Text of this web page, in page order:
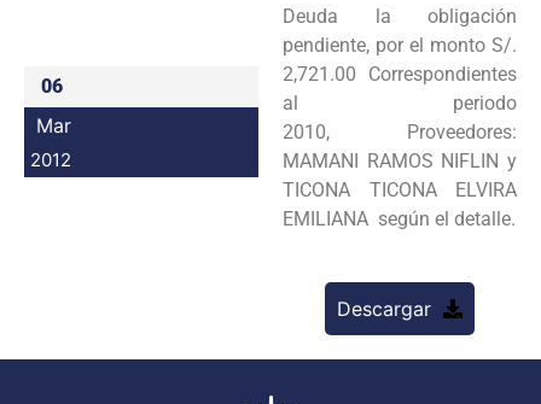
Programas
Intranet
06
Mar
2012
Deuda la obligación
pendiente, por el monto S/.
2,721.00 Correspondientes
al periodo
2010, Proveedores:
MAMANI RAMOS NIFLIN y
TICONA TICONA ELVIRA
EMILIANA según el detalle.
Descargar